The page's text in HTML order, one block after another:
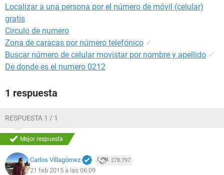
Localizar a una persona por el número de móvil (celular)
gratis
Circulo de numero
Zona de caracas por número telefónico ✓
Buscar número de celular movistar por nombre y apellido ✓
De donde es el numero 0212
1 respuesta
RESPUESTA 1 / 1
Mejor respuesta
Carlos Villagómez 278.797
21 feb 2015 a las 06:09